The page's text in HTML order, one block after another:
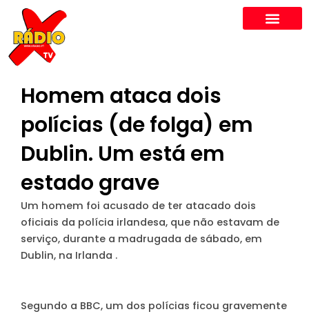
content
Homem ataca dois
polícias (de folga) em
Dublin. Um está em
estado grave
Um homem foi acusado de ter atacado dois
oficiais da polícia irlandesa, que não estavam de
serviço, durante a madrugada de sábado, em
Dublin, na Irlanda .
Segundo a BBC, um dos polícias ficou gravemente